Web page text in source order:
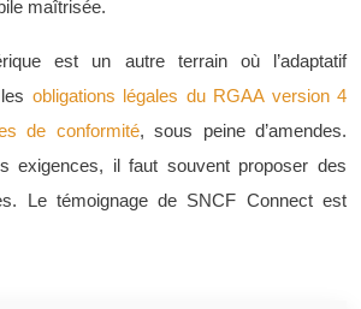
maîtrisée.
est un autre terrain où l’adaptatif
obligations légales du RGAA version 4
de conformité, sous peine d’amendes.
exigences, il faut souvent proposer des
Le témoignage de SNCF Connect est